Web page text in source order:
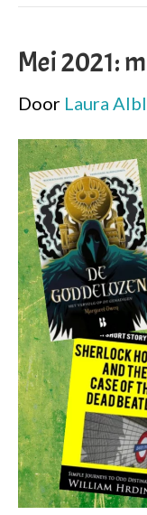
Mei 2021:
Door Laura